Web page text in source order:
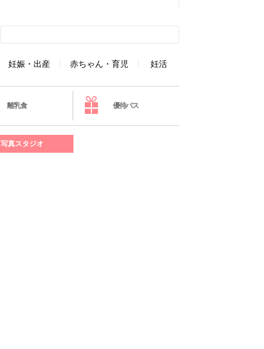
妊娠・出産 赤ちゃん・育児 妊活
離乳食 優待パス
写真スタジオ